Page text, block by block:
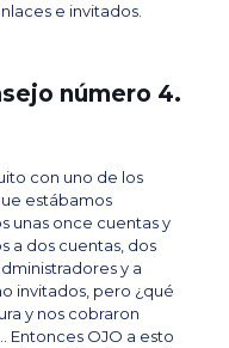
e invitados.
número 4.
con uno de los
estábamos
unas once cuentas y
a dos cuentas, dos
y a
invitados, pero ¿qué
y nos cobraron
Entonces OJO a esto